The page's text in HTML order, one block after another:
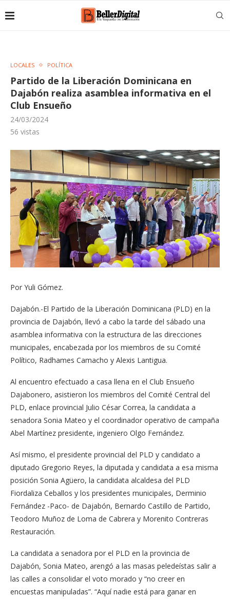
LOCALES POLÍTICA
Partido de la Liberación Dominicana en
Dajabón realiza asamblea informativa en el
Club Ensueño
24/03/2024
56 vistas
Por Yuli Gómez.
Dajabón.-El Partido de la Liberación Dominicana (PLD) en la
provincia de Dajabón, llevó a cabo la tarde del sábado una
asamblea informativa con la estructura de las direcciones
municipales, encabezada por los miembros de su Comité
Político, Radhames Camacho y Alexis Lantigua.
Al encuentro efectuado a casa llena en el Club Ensueño
Dajabonero, asistieron los miembros del Comité Central del
PLD, enlace provincial Julio César Correa, la candidata a
senadora Sonia Mateo y el coordinador operativo de campaña
Abel Martínez presidente, ingeniero Olgo Fernández.
Así mismo, el presidente provincial del PLD y candidato a
diputado Gregorio Reyes, la diputada y candidata a esa misma
posición Sonia Agüero, la candidata alcaldesa del PLD
Fiordaliza Ceballos y los presidentes municipales, Derminio
Fernández -Paco- de Dajabón, Bernardo Castillo de Partido,
Teodoro Muñoz de Loma de Cabrera y Morenito Contreras
Restauración.
La candidata a senadora por el PLD en la provincia de
Dajabón, Sonia Mateo, arengó a las masas peledeístas salir a
las calles a consolidar el voto morado y “no creer en
encuestas manipuladas”. “Aquí nadie está para ganar en